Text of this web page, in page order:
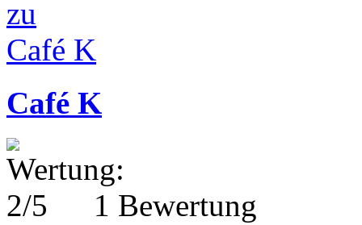
Café K
1 Bewertung